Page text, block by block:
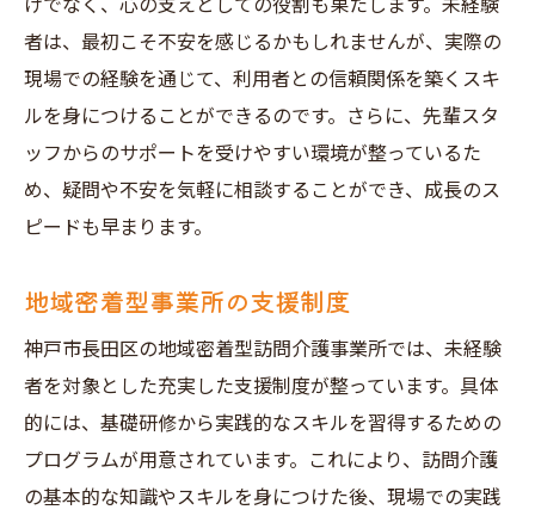
けでなく、心の支えとしての役割も果たします。未経験
者は、最初こそ不安を感じるかもしれませんが、実際の
現場での経験を通じて、利用者との信頼関係を築くスキ
ルを身につけることができるのです。さらに、先輩スタ
ッフからのサポートを受けやすい環境が整っているた
め、疑問や不安を気軽に相談することができ、成長のス
ピードも早まります。
地域密着型事業所の支援制度
神戸市長田区の地域密着型訪問介護事業所では、未経験
者を対象とした充実した支援制度が整っています。具体
的には、基礎研修から実践的なスキルを習得するための
プログラムが用意されています。これにより、訪問介護
の基本的な知識やスキルを身につけた後、現場での実践